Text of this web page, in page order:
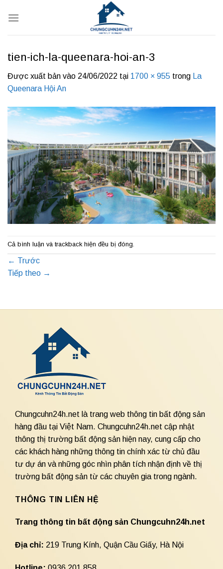
qua
tien-ich-la-queenara-hoi-an-3
Được xuất bản vào 24/06/2022 tại 1700 × 955 trong
La
Queenara Hội An
Cả bình luận và trackback hiện đều bị đóng.
← Trước
Tiếp theo →
Chungcuhn24h.net là trang web thông tin bất động sản
hàng đầu tại Việt Nam. Chungcuhn24h.net cập nhật
thông thị trường bất động sản hiện nay, cung cấp cho
các khách hàng những thông tin chính xác từ chủ đầu
tư dự án và những góc nhìn phân tích nhận định về thị
trường bất động sản từ các chuyên gia trong ngành.
THÔNG TIN LIÊN HỆ
Trang thông tin bất động sản Chungcuhn24h.net
Địa chỉ: 219 Trung Kính, Quận Cầu Giấy, Hà Nội